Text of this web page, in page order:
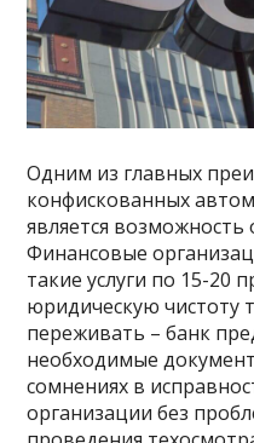
Одним из главных
конфискованных
является
Финансовые
такие услуги по 15-20
юридическую чистоту
переживать – банк
необходимые
сомнениях в
организации без